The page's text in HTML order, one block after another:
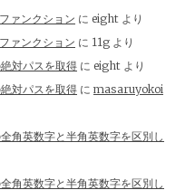
ァンクション に eight より
ァンクション に 11g より
対パスを取得 に eight より
対パスを取得 に masaruyokoi
角英数字と半角英数字を区別し
角英数字と半角英数字を区別し